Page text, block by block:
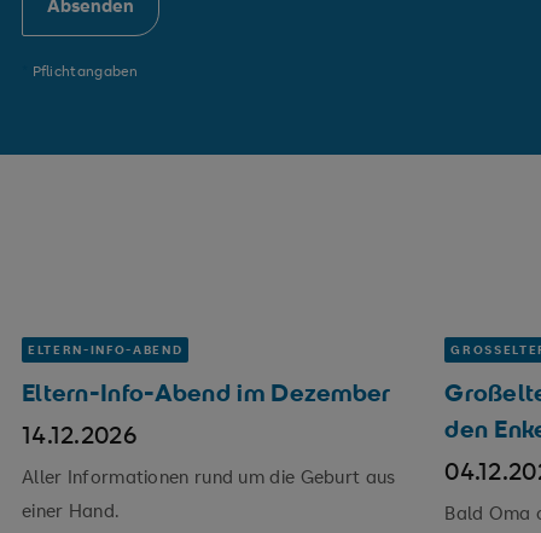
Pflichtangaben
ELTERN-INFO-ABEND
Eltern-Info-Abend im Dezember
14.12.2026
Aller Informationen rund um die Geburt aus
einer Hand.
den
Bald Oma